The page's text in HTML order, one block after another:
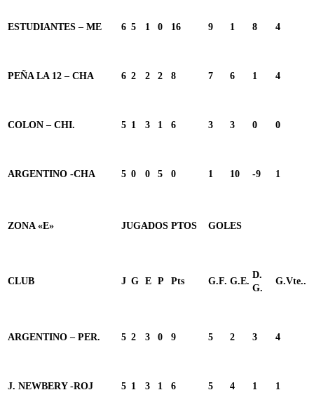
ESTUDIANTES – ME 6 5 1 0 16 9 1 8 4
PEÑA LA 12 – CHA 6 2 2 2 8 7 6 1 4
COLON – CHI. 5 1 3 1 6 3 3 0 0
ARGENTINO -CHA 5 0 0 5 0 1 10 -9 1
ZONA «E» JUGADOS PTOS GOLES
CLUB J G E P Pts G.F. G.E.
D.
G.
G.Vte..
ARGENTINO – PER. 5 2 3 0 9 5 2 3 4
J. NEWBERY -ROJ 5 1 3 1 6 5 4 1 1